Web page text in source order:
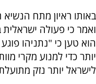
באותו ראיון מתח הנשיא
ואמר כי פעולה
הוא טען כי "נתניהו
יותר כדי למנוע מקרי
לישראל יותר נזק